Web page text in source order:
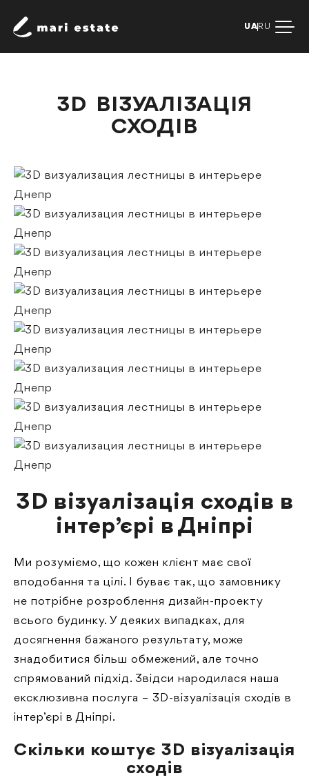
UA RU
3D ВІЗУАЛІЗАЦІЯ
СХОДІВ
3D візуалізація сходів в
інтер’єрі в Дніпрі
Ми розуміємо, що кожен клієнт має свої
вподобання та цілі. І буває так, що замовнику
не потрібне розроблення дизайн-проекту
всього будинку. У деяких випадках, для
досягнення бажаного результату, може
знадобитися більш обмежений, але точно
спрямований підхід. Звідси народилася наша
ексклюзивна послуга – 3D-візуалізація сходів в
інтер’єрі в Дніпрі.
Скільки коштує 3D візуалізація
сходів